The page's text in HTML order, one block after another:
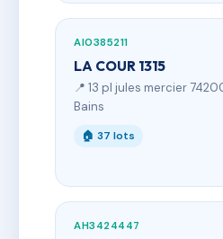
AI0385211
LA COUR 1315
📍 13 pl jules mercier
Bains
🏠 37 lots
AH3424447